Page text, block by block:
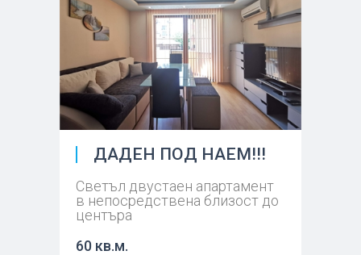
ДАДЕН ПОД НАЕМ!!!
Светъл двустаен апартамент
в непосредствена близост до
центъра
60 кв.м.